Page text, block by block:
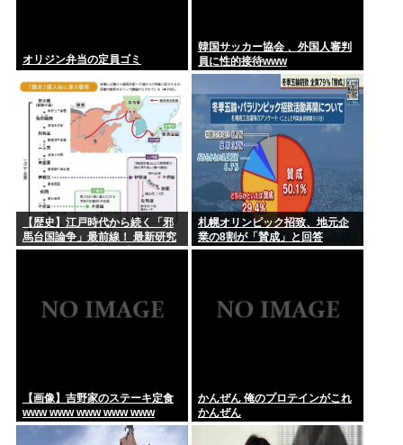
オリジン弁当の定員ゴミ
韓国サッカー協会 、外国人審判
員に性的接待www
【歴史】江戸時代から続く「邪
馬台国論争」最前線！ 最新研究
で見えてきた「卑弥呼の国」の
札幌オリンピック招致、地元企
業の8割が「賛成」と回答
【画像】吉野家のステーキ定食
www www www www www
かんぜん 俺のプロテインがこれ
かんぜん